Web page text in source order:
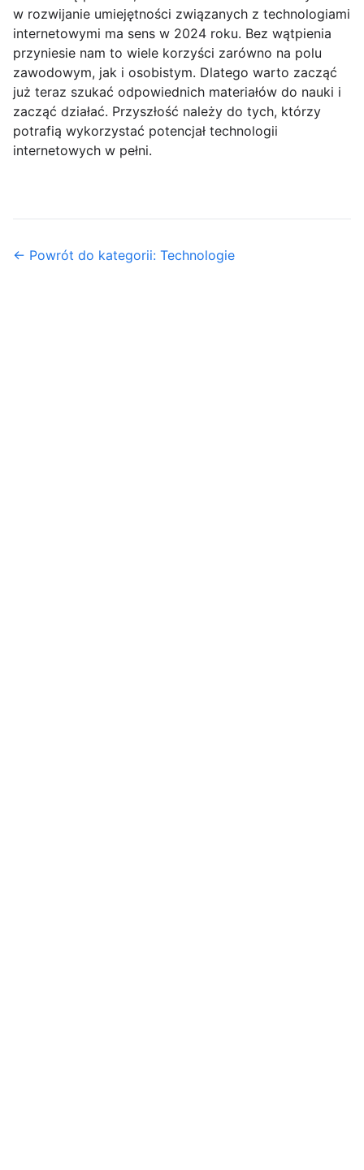
w rozwijanie umiejętności związanych z technologiami
internetowymi ma sens w 2024 roku. Bez wątpienia
przyniesie nam to wiele korzyści zarówno na polu
zawodowym, jak i osobistym. Dlatego warto zacząć
już teraz szukać odpowiednich materiałów do nauki i
zacząć działać. Przyszłość należy do tych, którzy
potrafią wykorzystać potencjał technologii
internetowych w pełni.
← Powrót do kategorii: Technologie